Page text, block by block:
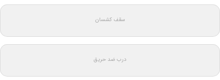
سقف کشسان
درب ضد حریق